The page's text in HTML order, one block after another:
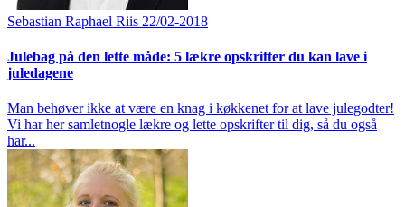
Sebastian Raphael Riis 22/02-2018
Julebag på den lette måde: 5 lækre opskrifter du kan lave i
juledagene
Man behøver ikke at være en knag i køkkenet for at lave julegodter!
Vi har her samletnogle lækre og lette opskrifter til dig, så du også
har...